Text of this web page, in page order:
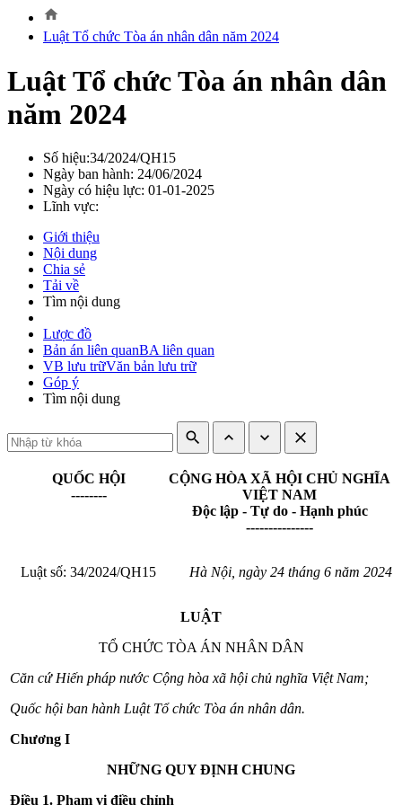
home
Luật Tổ chức Tòa án nhân dân năm 2024
Luật Tổ chức Tòa án nhân dân
năm 2024
Số hiệu:34/2024/QH15
Ngày ban hành: 24/06/2024
Ngày có hiệu lực: 01-01-2025
Lĩnh vực:
Giới thiệu
Nội dung
Chia sẻ
Tải về
Tìm nội dung
Lược đồ
Bản án liên quanBA liên quan
VB lưu trữVăn bản lưu trữ
Góp ý
Tìm nội dung
search expand_less expand_more close
QUỐC HỘI
--------
CỘNG HÒA XÃ HỘI CHỦ NGHĨA
VIỆT NAM
Độc lập - Tự do - Hạnh phúc
---------------
Luật số: 34/2024/QH15 Hà Nội, ngày 24 tháng 6 năm 2024
LUẬT
TỔ CHỨC TÒA ÁN NHÂN DÂN
Căn cứ Hiến pháp nước Cộng hòa xã hội chủ nghĩa Việt Nam;
Quốc hội ban hành Luật Tổ chức Tòa án nhân dân.
Chương I
NHỮNG QUY ĐỊNH CHUNG
Điều 1. Phạm vi điều chỉnh